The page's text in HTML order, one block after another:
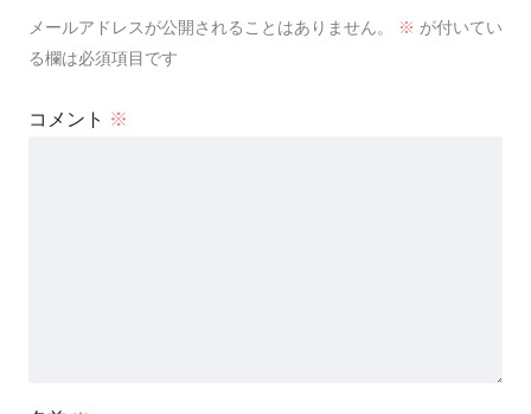
メールアドレスが公開されることはありません。 ※ が付いてい
る欄は必須項目です
コメント ※